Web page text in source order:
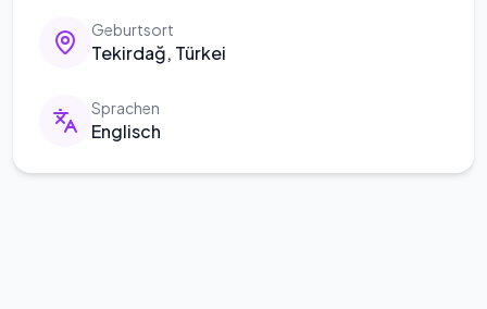
Geburtsort
Tekirdağ, Türkei
Sprachen
Englisch